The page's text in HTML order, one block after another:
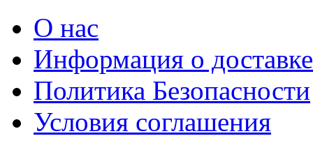
О нас
Информация о доставке
Политика Безопасности
Условия соглашения